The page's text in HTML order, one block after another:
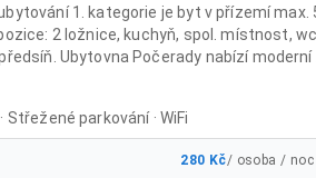
1. kategorie je byt v přízemí max.
2 ložnice, kuchyň, spol. místnost,
Ubytovna Počerady nabízí moderní a
a ušetřit čas i peníze za dojíždění.
vybavením, na rozhraní okresů Most
Střežené parkování · WiFi
280 Kč/ osoba / noc